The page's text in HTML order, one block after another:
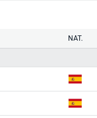
NAT.